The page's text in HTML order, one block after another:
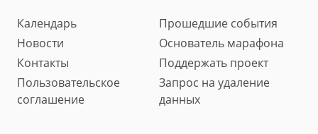
Календарь
Прошедшие события
Новости
Основатель марафона
Контакты
Поддержать проект
Пользовательское
соглашение
Запрос на удаление
данных